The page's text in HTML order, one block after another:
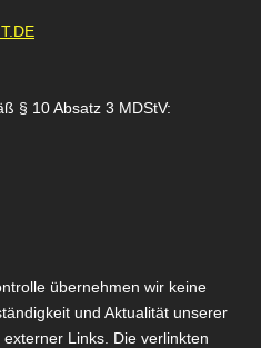
§ 10 Absatz 3 MDStV:
übernehmen wir keine
und Aktualität unserer
Links. Die verlinkten